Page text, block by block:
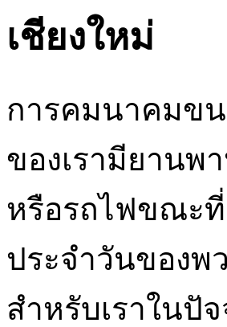
เชียงใหม่
การคมนาคมขน
ของเรามียานพ
หรือรถไฟขณะ
ประจำวันของพ
สำหรับเราในปั